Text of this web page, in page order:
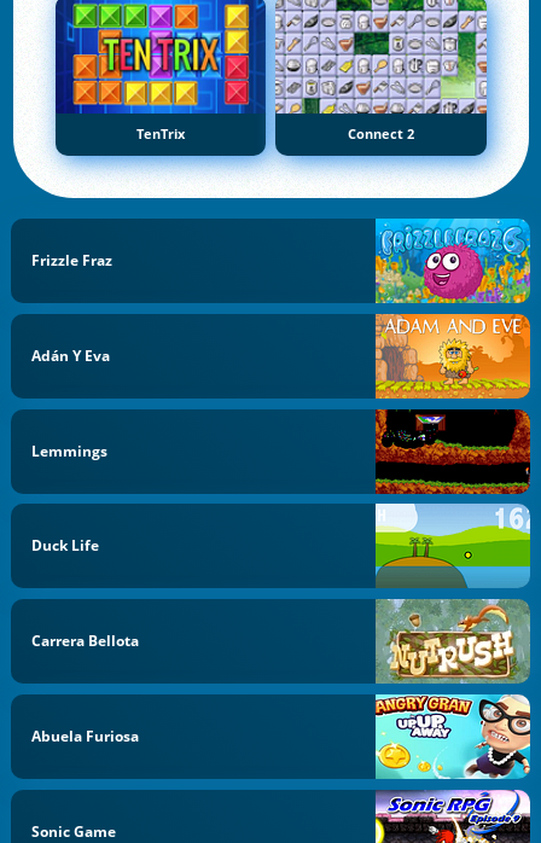
TenTrix Connect 2
Frizzle Fraz
Adán Y Eva
Lemmings
Duck Life
Carrera Bellota
Abuela Furiosa
Sonic Game